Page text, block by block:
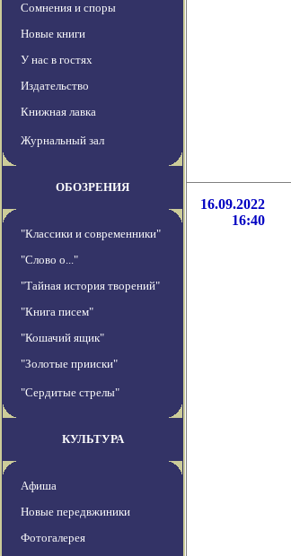
Сомнения и споры
Новые книги
У нас в гостях
Издательство
Книжная лавка
Журнальный зал
ОБОЗРЕНИЯ
"Классики и современники"
"Слово о..."
"Тайная история творений"
"Книга писем"
"Кошачий ящик"
"Золотые прииски"
"Сердитые стрелы"
КУЛЬТУРА
Афиша
Новые передвжиники
Фотогалерея
16.09.2022
16:40